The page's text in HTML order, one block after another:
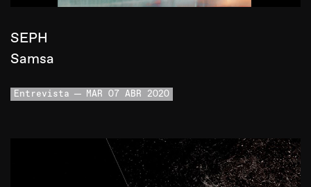
SEPH
Samsa
Entrevista MAR 07 ABR 2020